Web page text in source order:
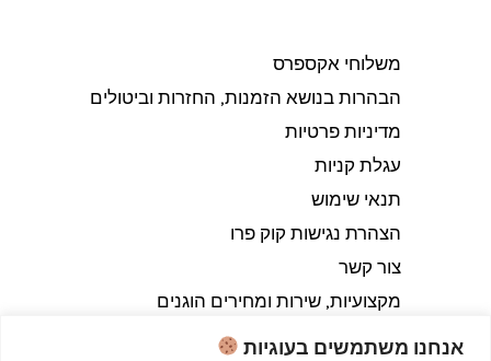
אנחנו משתמשים בעוגיות
משלוחי אקספרס
הבהרות בנושא הזמנות, החזרות וביטולים​
מדיניות פרטיות
עגלת קניות
תנאי שימוש
הצהרת נגישות קוק פרו
צור קשר
מקצועיות, שירות ומחירים הוגנים